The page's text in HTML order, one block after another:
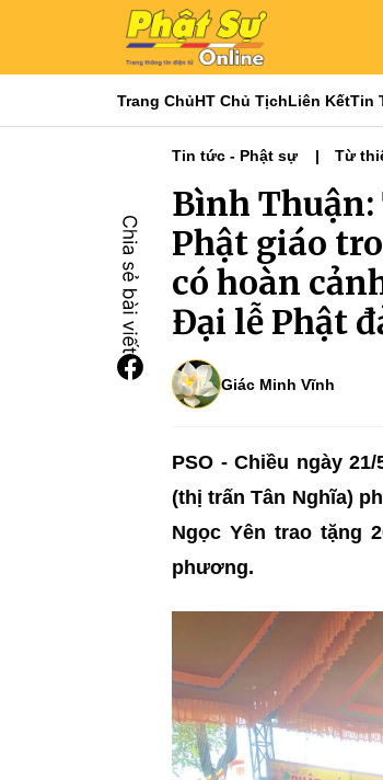
Trang ChủHT Chủ TịchLiên KếtTin
Tin tức - Phật sự Từ
Bình Thuận:
Phật giáo
có hoàn
Đại lễ Phật
Giác Minh Vĩnh
PSO - Chiều ngày
(thị trấn Tân Nghĩa)
Ngọc Yên trao tặng
phương.